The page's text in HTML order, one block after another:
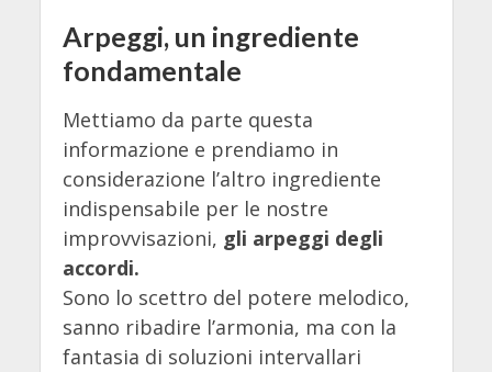
Arpeggi, un ingrediente
fondamentale
Mettiamo da parte questa
informazione e prendiamo in
considerazione l’altro ingrediente
indispensabile per le nostre
improvvisazioni, gli arpeggi degli
accordi.
Sono lo scettro del potere melodico,
sanno ribadire l’armonia, ma con la
fantasia di soluzioni intervallari